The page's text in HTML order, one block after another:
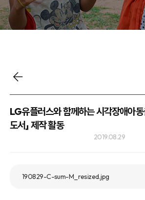
사업소식
LG유플러스와 함께하는 시각장애아동
도서」 제작 활동
2019.08.29
190829-C-sum-M_resized.jpg